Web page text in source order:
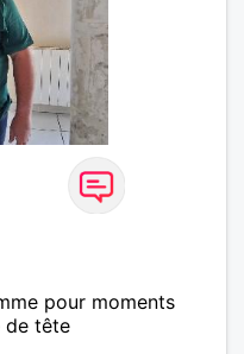
pour moments
de tête